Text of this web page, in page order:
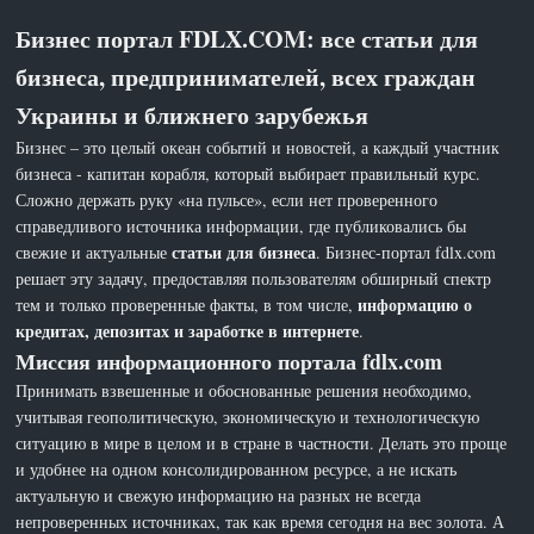
Бизнес портал FDLX.COM: все статьи для
бизнеса, предпринимателей, всех граждан
Украины и ближнего зарубежья
Бизнес – это целый океан событий и новостей, а каждый участник
бизнеса - капитан корабля, который выбирает правильный курс.
Сложно держать руку «на пульсе», если нет проверенного
справедливого источника информации, где публиковались бы
свежие и актуальныестатьи для бизнеса. Бизнес-портал fdlx.com
решает эту задачу, предоставляя пользователям обширный спектр
тем и только проверенные факты, в том числе,информацию о
кредитах, депозитах и заработке в интернете.
Миссия информационного портала fdlx.com
Принимать взвешенные и обоснованные решения необходимо,
учитывая геополитическую, экономическую и технологическую
ситуацию в мире в целом и в стране в частности. Делать это проще
и удобнее на одном консолидированном ресурсе, а не искать
актуальную и свежую информацию на разных не всегда
непроверенных источниках, так как время сегодня на вес золота. А